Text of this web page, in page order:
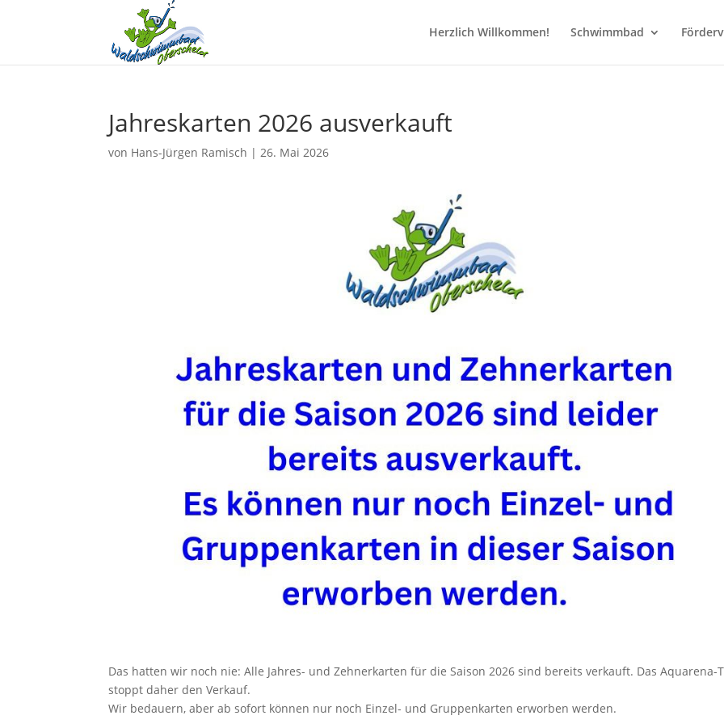
Herzlich Willkommen! Schwimmbad
Jahreskarten 2026 ausverkauft
von Hans-Jürgen Ramisch |26. Mai 2026
Das hatten wir noch nie: Alle Jahres- und Zehnerkarten für die Saison 2026 sind bereits verkauft. Das Aquarena-
stoppt daher den Verkauf.
Wir bedauern, aber ab sofort können nur noch Einzel- und Gruppenkarten erworben werden.